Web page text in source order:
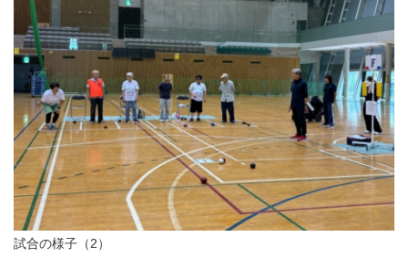
試合の様子（2）